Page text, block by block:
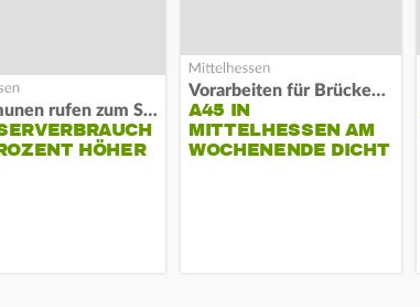
Kommunen rufen zum Sparen auf
HÖHER
Vorarbeiten für Brücken-Neubau
A45 IN
MITTELHESSEN AM
WOCHENENDE DICHT